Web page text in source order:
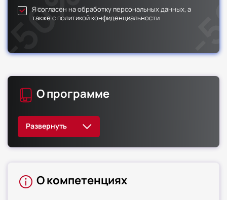
Я согласен на обработку персональных данных, а
также с политикой конфиденциальности
О программе
О компетенциях